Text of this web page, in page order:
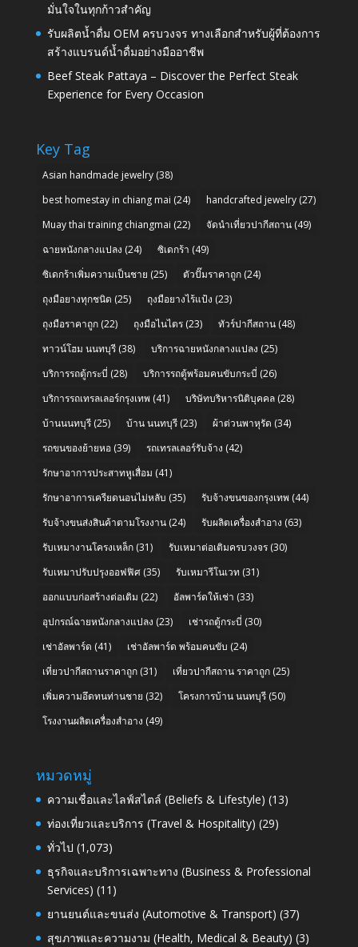
มั่นใจในทุกก้าวสำคัญ
รับผลิตน้ำดื่ม OEM ครบวงจร ทางเลือกสำหรับผู้ที่ต้องการ
สร้างแบรนด์น้ำดื่มอย่างมืออาชีพ
Beef Steak Pattaya – Discover the Perfect Steak
Experience for Every Occasion
Key Tag
Asian handmade jewelry(38)
best homestay in chiang mai (24) handcrafted jewelry(27)
Muay thai training chiangmai (22) จัดนำเที่ยวปากีสถาน(49)
ฉายหนังกลางแปลง (24) ซิเดกร้า (49)
ซิเดกร้าเพิ่มความเป็นชาย (25) ตัวปั๊มราคาถูก(24)
ถุงมือยางทุกชนิด (25) ถุงมือยางไร้แป้ง (23)
ถุงมือราคาถูก(22) ถุงมือไนไตร(23) ทัวร์ปากีสถาน(48)
ทาวน์โฮม นนทบุรี(38) บริการฉายหนังกลางแปลง (25)
บริการรถตู้กระบี่ (28) บริการรถตู้พร้อมคนขับกระบี่ (26)
บริการรถเทรลเลอร์กรุงเทพ (41) บริษัทบริหารนิติบุคคล(28)
บ้านนนทบุรี(25) บ้าน นนทบุรี(23) ผ้าต่วนพาหุรัด (34)
รถขนของย้ายหอ(39) รถเทรลเลอร์รับจ้าง (42)
รักษาอาการประสาทหูเสื่อม (41)
รักษาอาการเครียดนอนไม่หลับ (35) รับจ้างขนของกรุงเทพ (44)
รับจ้างขนส่งสินค้าตามโรงงาน(24) รับผลิตเครื่องสำอาง (63)
รับเหมางานโครงเหล็ก(31) รับเหมาต่อเติมครบวงจร(30)
รับเหมาปรับปรุงออฟฟิศ(35) รับเหมารีโนเวท (31)
ออกแบบก่อสร้างต่อเติม (22) อัลพาร์ดให้เช่า (33)
อุปกรณ์ฉายหนังกลางแปลง (23) เช่ารถตู้กระบี่ (30)
เช่าอัลพาร์ด (41) เช่าอัลพาร์ด พร้อมคนขับ (24)
เที่ยวปากีสถานราคาถูก(31) เที่ยวปากีสถาน ราคาถูก(25)
เพิ่มความอึดทนท่านชาย (32) โครงการบ้าน นนทบุรี(50)
โรงงานผลิตเครื่องสำอาง (49)
หมวดหมู่
ความเชื่อและไลฟ์สไตล์ (Beliefs & Lifestyle) (13)
ท่องเที่ยวและบริการ (Travel & Hospitality) (29)
ทั่วไป (1,073)
ธุรกิจและบริการเฉพาะทาง (Business & Professional
Services) (11)
ยานยนต์และขนส่ง (Automotive & Transport) (37)
สุขภาพและความงาม (Health, Medical & Beauty) (3)